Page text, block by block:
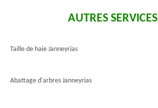
AUTRES SERVICES
Taille de haie Janneyrias
Abattage d'arbres Janneyrias